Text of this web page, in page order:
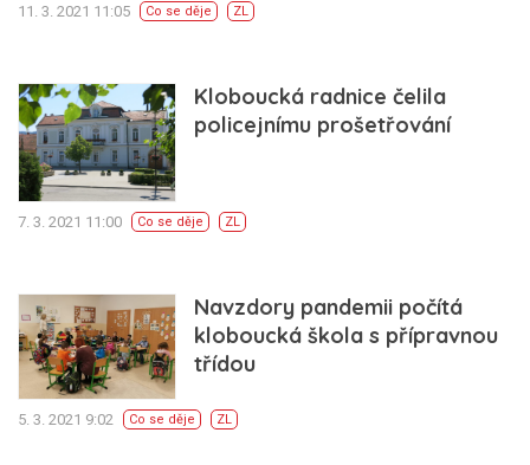
11. 3. 2021 11:05 Co se děje ZL
Kloboucká radnice čelila
policejnímu prošetřování
7. 3. 2021 11:00 Co se děje ZL
Navzdory pandemii počítá
kloboucká škola s přípravnou
třídou
5. 3. 2021 9:02 Co se děje ZL